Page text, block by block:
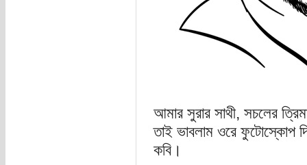
আমার সুরার সাথী, সচলের
তাই ভাবলাম ওরে ফুটোস্কোপ
কবি।